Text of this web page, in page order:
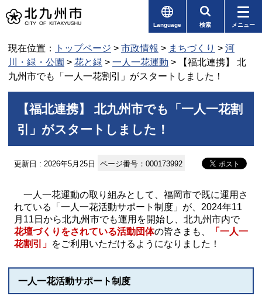
Language 検索 メニュー
現在位置： トップページ > 市政情報 > まちづくり > 河
川・緑・公園 > 花と緑 > 一人一花運動 > 【福北連携】 北
九州市でも「一人一花割引」がスタートしました！
【福北連携】 北九州市でも「一人一花割
引」がスタートしました！
更新日 : 2026年5月25日 ページ番号：000173992
一人一花運動の取り組みとして、福岡市で既に運用さ
れている「一人一花活動サポート制度」が、2024年11
月11日から北九州市でも運用を開始し、北九州市内で
花壇づくりをされている活動団体の皆さまも、
「一人一
花割引」 をご利用いただけるようになりました！
一人一花活動サポート制度